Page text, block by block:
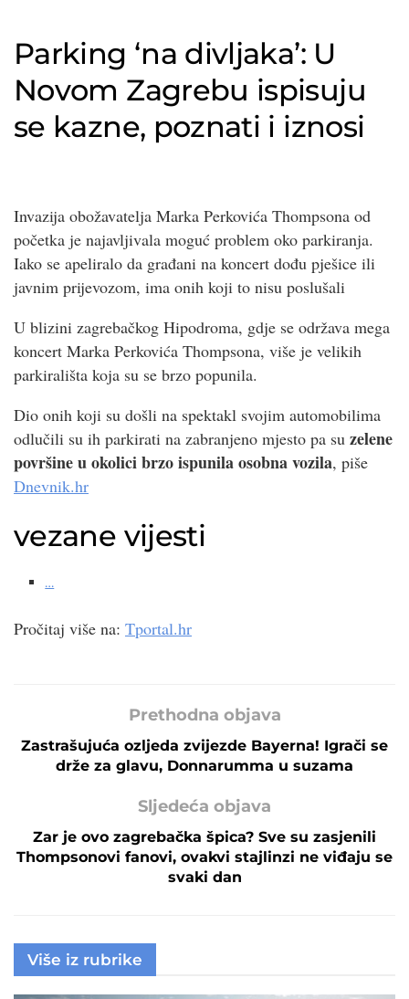
Parking ‘na divljaka’: U
Novom Zagrebu ispisuju
se kazne, poznati i iznosi
Invazija obožavatelja Marka Perkovića Thompsona od
početka je najavljivala moguć problem oko parkiranja.
Iako se apeliralo da građani na koncert dođu pješice ili
javnim prijevozom, ima onih koji to nisu poslušali
U blizini zagrebačkog Hipodroma, gdje se održava mega
koncert Marka Perkovića Thompsona, više je velikih
parkirališta koja su se brzo popunila.
Dio onih koji su došli na spektakl svojim automobilima
odlučili su ih parkirati na zabranjeno mjesto pa su zelene
površine u okolici brzo ispunila osobna vozila, piše
Dnevnik.hr
vezane vijesti
…
Pročitaj više na: Tportal.hr
Prethodna objava
Zastrašujuća ozljeda zvijezde Bayerna! Igrači se
drže za glavu, Donnarumma u suzama
Sljedeća objava
Zar je ovo zagrebačka špica? Sve su zasjenili
Thompsonovi fanovi, ovakvi stajlinzi ne viđaju se
svaki dan
Više iz rubrike